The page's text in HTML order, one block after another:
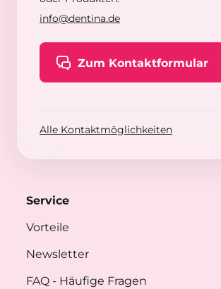
info@dentina.de
Zum Kontaktformular
Alle Kontaktmöglichkeiten
Service
Vorteile
Newsletter
FAQ - Häufige Fragen